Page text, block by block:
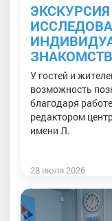
У гостей и
возможность
благодаря
редактором
имени Л.
28 июля 2026